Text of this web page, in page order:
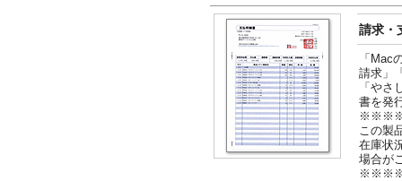
請求・
「Mac
請求」
「や
書を発
この製
在庫状
場合が